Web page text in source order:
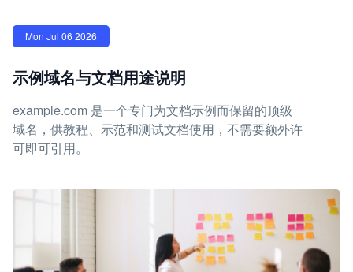
Mon Jul 06 2026
示例域名与文档用途说明
example.com 是一个专门为文档示例而保留的顶级
域名，供教程、示范和测试文档使用，不需要额外许
可即可引用。